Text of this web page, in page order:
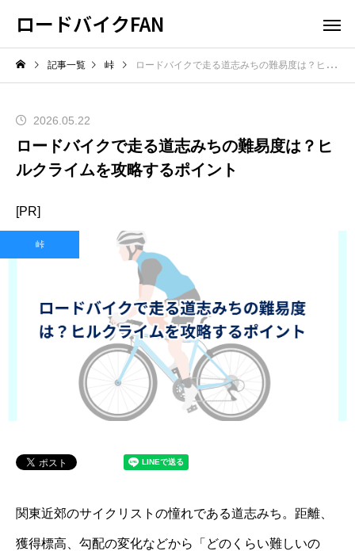
ロードバイクFAN
記事一覧 峠 ロードバイクで走る道志みちの難易度は？ヒルクライムを攻略するポイント
2026.05.22
ロードバイクで走る道志みちの難易度は？ヒ
ルクライムを攻略するポイント
[PR]
峠
関東近郊のサイクリストの憧れである道志みち。距離、
獲得標高、勾配の変化などから「どのくらい難しいの